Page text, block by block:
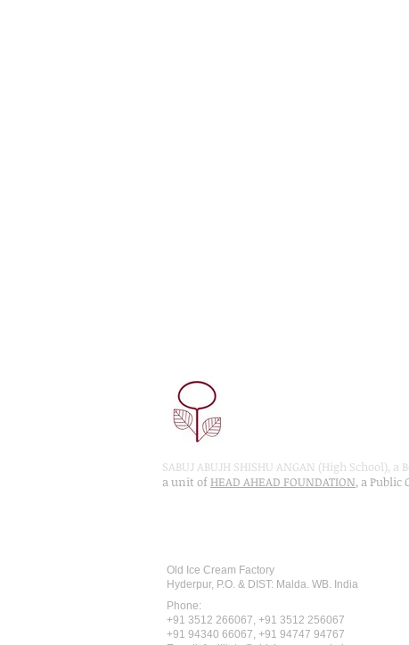
SABUJ ABUJH SHISHU ANGAN (High
a unit ofHEAD AHEAD FOUNDATION, a Public
Old Ice Cream Factory
Hyderpur, P.O. & DIST: Malda. WB. India
Phone:
+91 3512 266067, +91 3512 256067
+91 94340 66067, +91 94747 94767